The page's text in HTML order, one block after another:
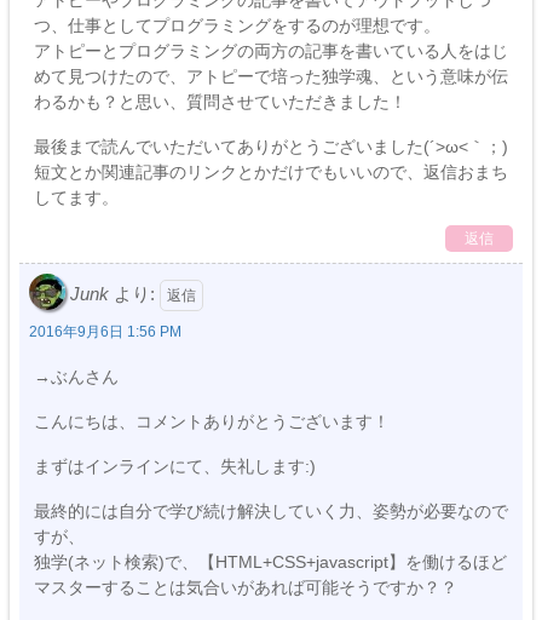
つ、仕事としてプログラミングをするのが理想です。
アトピーとプログラミングの両方の記事を書いている人をはじ
めて見つけたので、アトピーで培った独学魂、という意味が伝
わるかも？と思い、質問させていただきました！
最後まで読んでいただいてありがとうございました(´>ω<｀；)
短文とか関連記事のリンクとかだけでもいいので、返信おまち
してます。
返信
Junk より:
2016年9月6日 1:56 PM
→ぶんさん
こんにちは、コメントありがとうございます！
まずはインラインにて、失礼します:)
最終的には自分で学び続け解決していく力、姿勢が必要なので
すが、
独学(ネット検索)で、【HTML+CSS+javascript】を働けるほど
マスターすることは気合いがあれば可能そうですか？？